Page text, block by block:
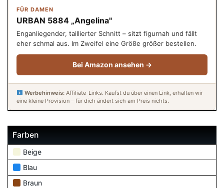
FÜR DAMEN
URBAN 5884 „Angelina"
Enganliegender, taillierter Schnitt – sitzt figurnah und fällt
eher schmal aus. Im Zweifel eine Größe größer bestellen.
Bei Amazon ansehen →
Werbehinweis:Affiliate-Links. Kaufst du über einen Link, erhalten wir
eine kleine Provision – für dich ändert sich am Preis nichts.
Farben
Beige
Blau
Braun